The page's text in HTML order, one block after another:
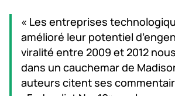
« Les entreprises
amélioré leur potentiel
viralité entre 2009 et 2012
dans un cauchemar de
auteurs citent ses